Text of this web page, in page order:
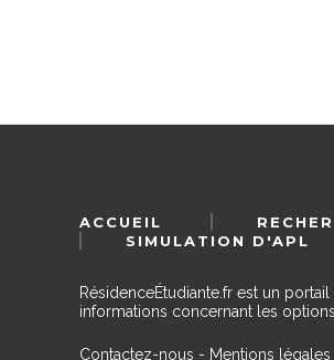
ACCUEIL
SIMULATION D'APL
RésidenceÉtudiante.fr est un
informations concernant les
Contactez-nous - Mentions légales